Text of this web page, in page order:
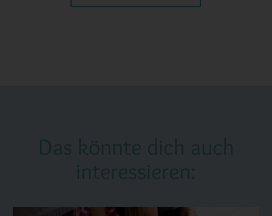
Das könnte dich auch
interessieren: